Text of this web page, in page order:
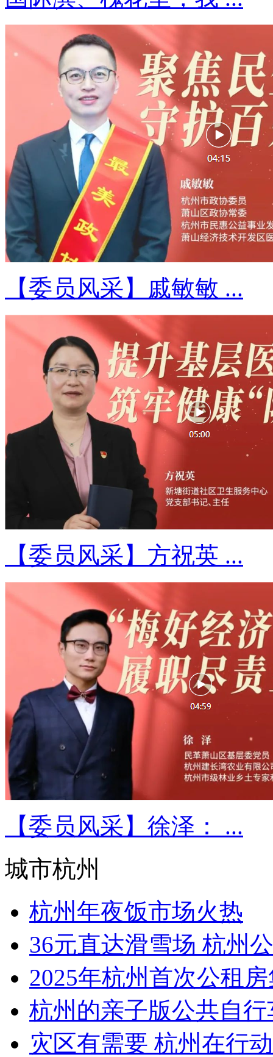
【委员风采】戚敏敏 ...
【委员风采】方祝英 ...
【委员风采】徐泽： ...
城市杭州
杭州年夜饭市场火热
36元直达滑雪场 杭州
2025年杭州首次公租
杭州的亲子版公共自
灾区有需要 杭州在行